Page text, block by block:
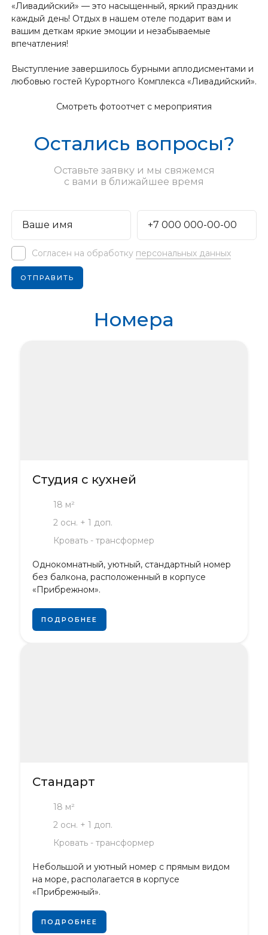
«Ливадийский» — это насыщенный, яркий праздник
каждый день! Отдых в нашем отеле подарит вам и
вашим деткам яркие эмоции и незабываемые
впечатления!
Выступление завершилось бурными аплодисментами и
любовью гостей Курортного Комплекса «Ливадийский».
Смотреть фотоотчет с мероприятия
Остались вопросы?
Оставьте заявку и мы свяжемся
с вами в ближайшее время
Согласен на обработку персональных данных
Номера
Студия с кухней
18 м²
2 осн. + 1 доп.
Кровать - трансформер
Однокомнатный, уютный, стандартный номер
без балкона, расположенный в корпусе
«Прибрежном».
ПОДРОБНЕЕ
Стандарт
18 м²
2 осн. + 1 доп.
Кровать - трансформер
Небольшой и уютный номер с прямым видом
на море, располагается в корпусе
«Прибрежный».
ПОДРОБНЕЕ